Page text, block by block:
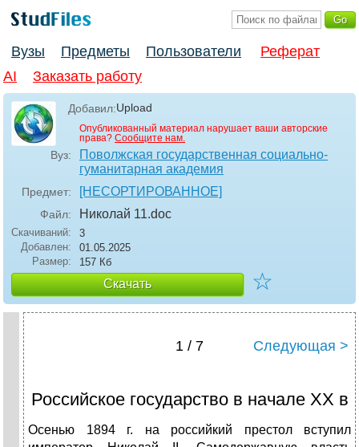
Вузы Предметы Пользователи
Реферат
AI
Заказать работу
Добавил:Upload
Опубликованный материал нарушает ваши авторские
права? Сообщите нам.
Вуз:
Поволжская государственная социально-
гуманитарная академия
Предмет: [НЕСОРТИРОВАННОЕ]
Файл: Николай 11.doc
Скачиваний:
3
Добавлен:
01.05.2025
Размер:
157 Кб
Скачать ☆
1 / 7 Следующая >
Российское государство в начале XX в
Осенью 1894 г. на российкий престол вступил